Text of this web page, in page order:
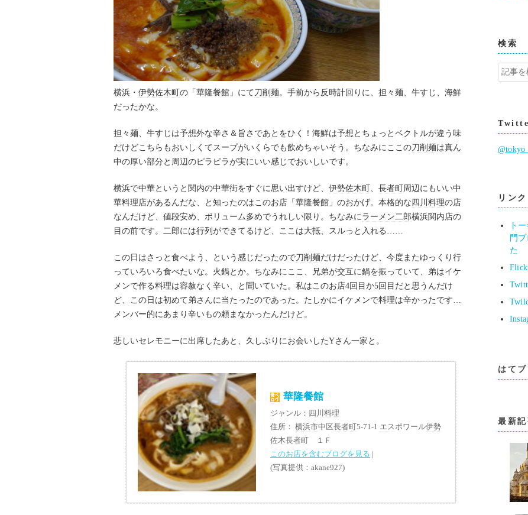
横浜・ 伊勢佐木町 の「華隆餐館」にて刀削麺。手前から反時計回りに、担々麺、牛すじ、海鮮
だったかな。
担々麺、牛すじは予想外な辛さ＆旨さであとをひく！海鮮は予想とちょっとベクトルが違う味
だけどこちらもおいしくてスープがいくらでも飲めちゃいそう。ちなみにここの刀削麺は真ん
中の厚い部分と周辺のピラピラが実にいい感じでおいしいです。
横浜で中華というと関内の中華街をすぐに思い出すけど、 伊勢佐木町 、 長者町 周辺にもいい中
華料理店があるんだな、と知ったのはこのお店「華隆餐館」のおかげ。本格的な 四川料理の店
なんだけど、値段安め、ボリューム多めでうれしい限り。ちなみにラーメン二郎横浜関内店の
目の前です。二郎には行列ができてるけど、ここは大抵、スルっと入れる……
この日はさっと食べよう、という感じだったので刀削麺だけだったけど、今度またゆっくり行
っていろいろ食べたいな。火鍋とか。ちなみにここ、兄弟が交互に鍋を振っていて、弟はイケ
メンで作る料理は容赦なく辛い、と聞いていた。私はこのお店4回目か5回目だと思うんだけ
ど、この日は初めて弟さんに当たったのであった。たしかにイケメンで料理は辛かったです…
メンバー的にあまり辛いもの頼まなかったんだけど。
悲しいセレモニーに出席したあと、久しぶりにお会いしたYさん一家と。
華隆餐館
ジャンル： 四川料理
住所： 横浜市中区長者町5-71-1 エス ポワール伊勢
佐木長者町 １Ｆ
このお店を含むブログを見る |
(写真提供：akane927)
検索
リンク
ト
門
た
はて
最新記